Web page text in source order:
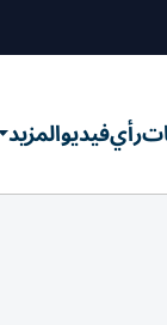
رأيفيديوالمزيد